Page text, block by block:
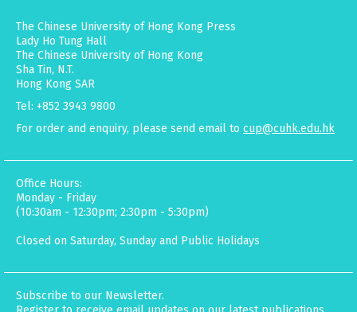
The Chinese University of Hong Kong Press
Lady Ho Tung Hall
The Chinese University of Hong Kong
Sha Tin, N.T.
Hong Kong SAR
Tel: +852 3943 9800
For order and enquiry, please send email to cup@cuhk.edu.hk
Office Hours:
Monday - Friday
(10:30am - 12:30pm; 2:30pm - 5:30pm)
Closed on Saturday, Sunday and Public Holidays
Subscribe to our Newsletter.